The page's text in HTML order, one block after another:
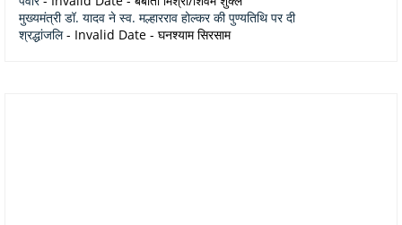
मुख्यमंत्री डॉ. यादव ने स्व. मल्हारराव होल्कर की पुण्यतिथि पर दी
श्रद्धांजलि- Invalid Date - घनश्याम सिरसाम